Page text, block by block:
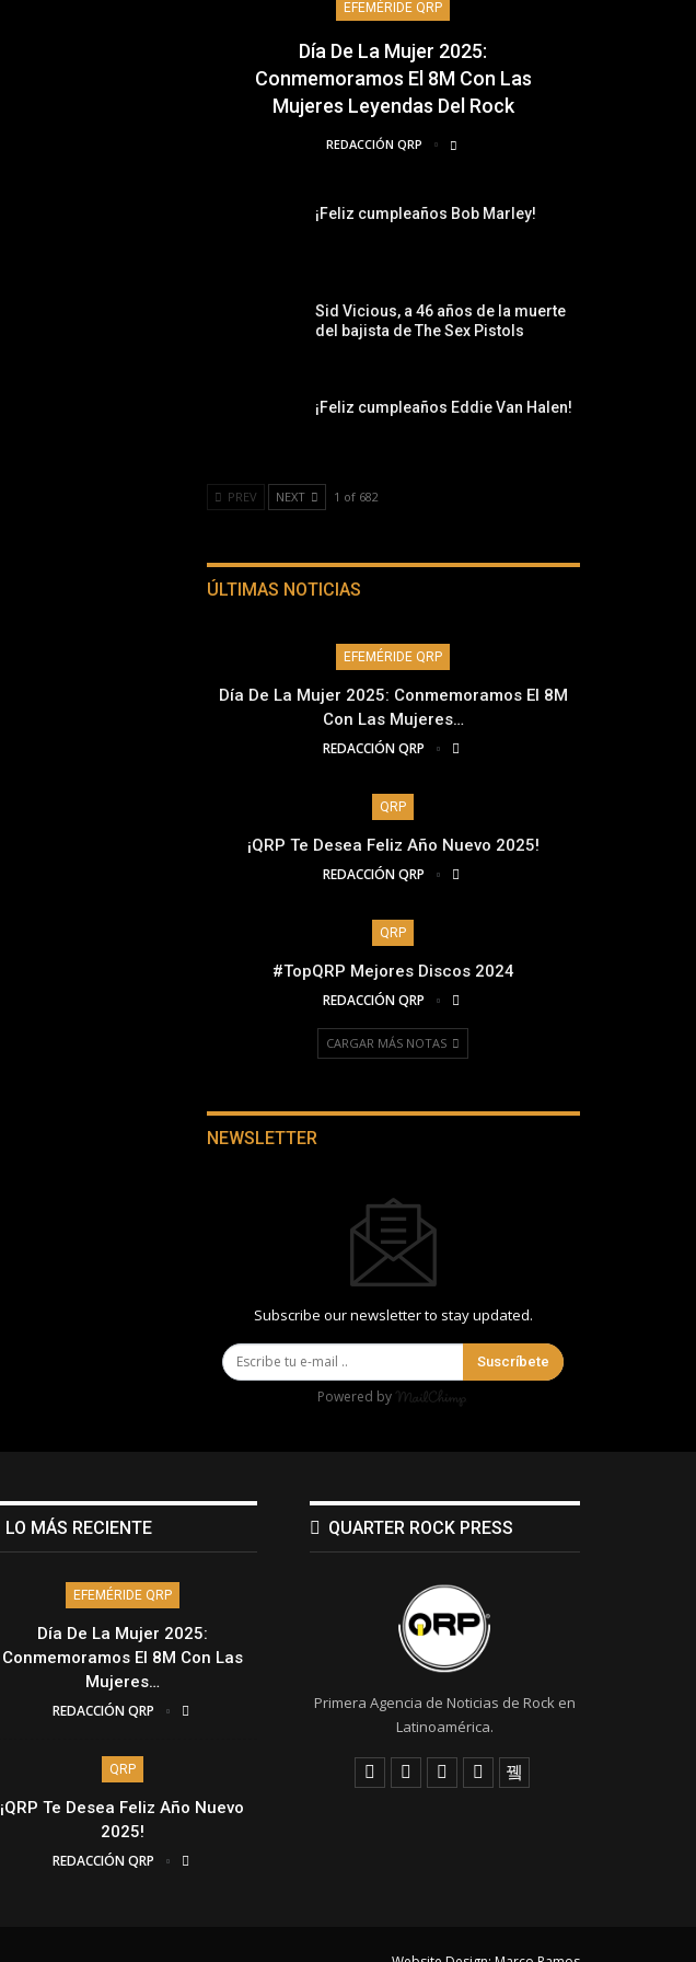
EFEMÉRIDE QRP
Día De La Mujer 2025:
Conmemoramos El 8M Con Las
Mujeres Leyendas Del Rock
REDACCIÓN QRP
¡Feliz cumpleaños Bob Marley!
Sid Vicious, a 46 años de la muerte
del bajista de The Sex Pistols
¡Feliz cumpleaños Eddie Van Halen!
PREV NEXT 1 of 682
ÚLTIMAS NOTICIAS
EFEMÉRIDE QRP
Día De La Mujer 2025: Conmemoramos El 8M
Con Las Mujeres…
REDACCIÓN QRP
QRP
¡QRP Te Desea Feliz Año Nuevo 2025!
REDACCIÓN QRP
QRP
#TopQRP Mejores Discos 2024
REDACCIÓN QRP
CARGAR MÁS NOTAS
NEWSLETTER
Subscribe our newsletter to stay updated.
Suscríbete
Powered by
LO MÁS RECIENTE
EFEMÉRIDE QRP
Día De La Mujer 2025:
Conmemoramos El 8M Con Las
Mujeres…
REDACCIÓN QRP
QRP
¡QRP Te Desea Feliz Año Nuevo
2025!
REDACCIÓN QRP
QUARTER ROCK PRESS
Primera Agencia de Noticias de Rock en
Latinoamérica.